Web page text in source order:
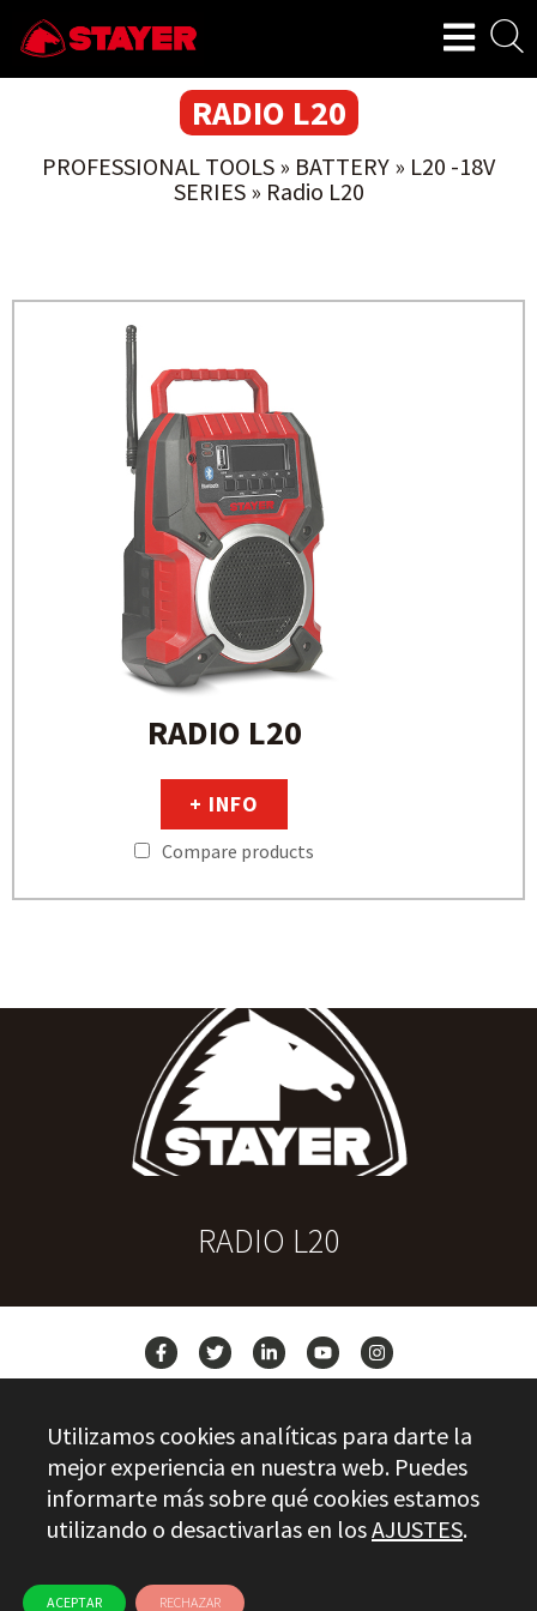
RADIO L20
PROFESSIONAL TOOLS » BATTERY » L20 -18V
SERIES» Radio L20
RADIO L20
+ INFO
Compare products
RADIO L20
CONTACT
Stayer.es © 2026
ETHICAL CHANNEL
USE OF COOKIES
Utilizamos cookies analíticas para darte la
mejor experiencia en nuestra web. Puedes
informarte más sobre qué cookies estamos
utilizando o desactivarlas en losAJUSTES.
ACEPTAR RECHAZAR